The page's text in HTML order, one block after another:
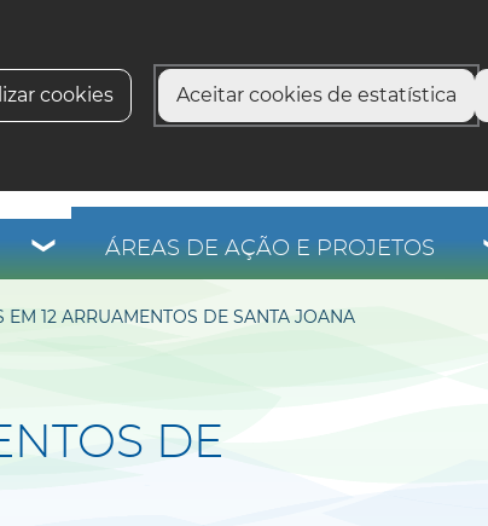
cookies Aceitar cookies de estatística
ÁREAS DE AÇÃO E PROJETOS
12 ARRUAMENTOS DE SANTA JOANA
DE